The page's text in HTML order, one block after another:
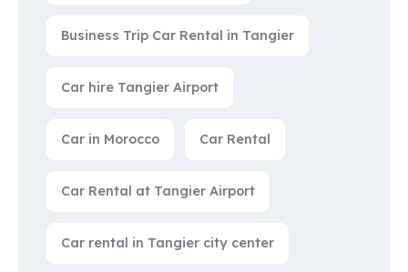
Business Trip Car Rental in Tangier
Car hire Tangier Airport
Car in Morocco Car Rental
Car Rental at Tangier Airport
Car rental in Tangier city center